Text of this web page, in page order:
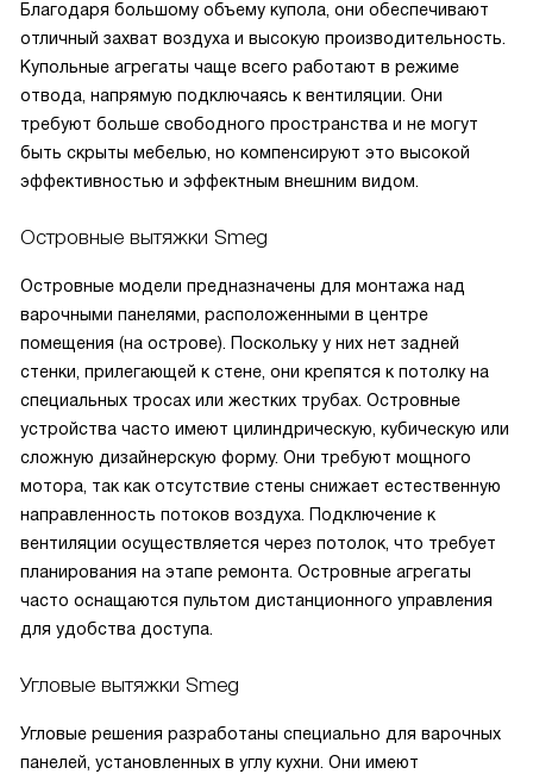
Благодаря большому объему купола, они обеспечивают
отличный захват воздуха и высокую производительность.
Купольные агрегаты чаще всего работают в режиме
отвода, напрямую подключаясь к вентиляции. Они
требуют больше свободного пространства и не могут
быть скрыты мебелью, но компенсируют это высокой
эффективностью и эффектным внешним видом.
Островные вытяжки Smeg
Островные модели предназначены для монтажа над
варочными панелями, расположенными в центре
помещения (на острове). Поскольку у них нет задней
стенки, прилегающей к стене, они крепятся к потолку на
специальных тросах или жестких трубах. Островные
устройства часто имеют цилиндрическую, кубическую или
сложную дизайнерскую форму. Они требуют мощного
мотора, так как отсутствие стены снижает естественную
направленность потоков воздуха. Подключение к
вентиляции осуществляется через потолок, что требует
планирования на этапе ремонта. Островные агрегаты
часто оснащаются пультом дистанционного управления
для удобства доступа.
Угловые вытяжки Smeg
Угловые решения разработаны специально для варочных
панелей, установленных в углу кухни. Они имеют